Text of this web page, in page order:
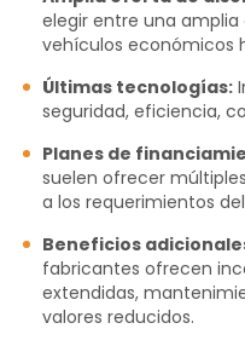
elegir entre una
vehículos económicos
Últimas tecnologías:
seguridad, eficiencia,
Planes de
suelen ofrecer
a los requerimientos
Beneficios
fabricantes ofrecen
extendidas,
valores reducidos.